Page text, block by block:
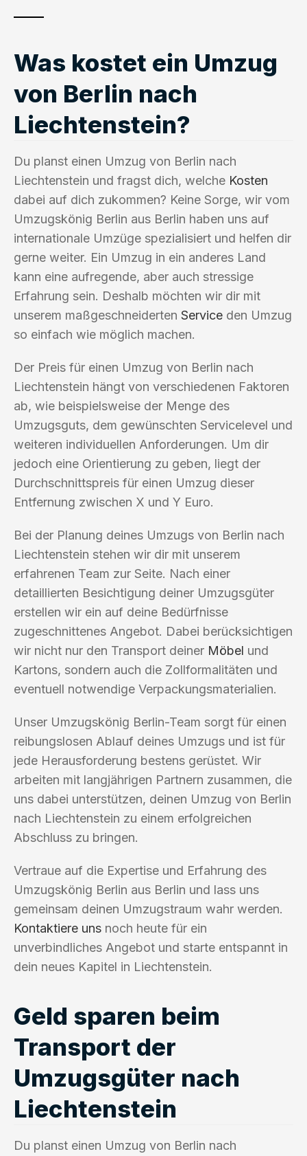
Was kostet ein Umzug
von Berlin nach
Liechtenstein?
Du planst einen Umzug von Berlin nach
Liechtenstein und fragst dich, welche Kosten
dabei auf dich zukommen? Keine Sorge, wir vom
Umzugskönig Berlin aus Berlin haben uns auf
internationale Umzüge spezialisiert und helfen dir
gerne weiter. Ein Umzug in ein anderes Land
kann eine aufregende, aber auch stressige
Erfahrung sein. Deshalb möchten wir dir mit
unserem maßgeschneiderten Service den Umzug
so einfach wie möglich machen.
Der Preis für einen Umzug von Berlin nach
Liechtenstein hängt von verschiedenen Faktoren
ab, wie beispielsweise der Menge des
Umzugsguts, dem gewünschten Servicelevel und
weiteren individuellen Anforderungen. Um dir
jedoch eine Orientierung zu geben, liegt der
Durchschnittspreis für einen Umzug dieser
Entfernung zwischen X und Y Euro.
Bei der Planung deines Umzugs von Berlin nach
Liechtenstein stehen wir dir mit unserem
erfahrenen Team zur Seite. Nach einer
detaillierten Besichtigung deiner Umzugsgüter
erstellen wir ein auf deine Bedürfnisse
zugeschnittenes Angebot. Dabei berücksichtigen
wir nicht nur den Transport deiner Möbel und
Kartons, sondern auch die Zollformalitäten und
eventuell notwendige Verpackungsmaterialien.
Unser Umzugskönig Berlin-Team sorgt für einen
reibungslosen Ablauf deines Umzugs und ist für
jede Herausforderung bestens gerüstet. Wir
arbeiten mit langjährigen Partnern zusammen, die
uns dabei unterstützen, deinen Umzug von Berlin
nach Liechtenstein zu einem erfolgreichen
Abschluss zu bringen.
Vertraue auf die Expertise und Erfahrung des
Umzugskönig Berlin aus Berlin und lass uns
gemeinsam deinen Umzugstraum wahr werden.
Kontaktiere uns noch heute für ein
unverbindliches Angebot und starte entspannt in
dein neues Kapitel in Liechtenstein.
Geld sparen beim
Transport der
Umzugsgüter nach
Liechtenstein
Du planst einen Umzug von Berlin nach